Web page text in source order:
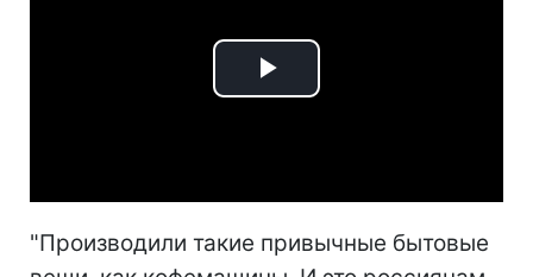
Play
"Производили такие привычные бытовые